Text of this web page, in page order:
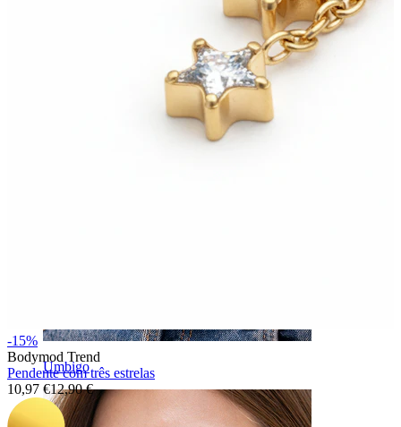
Umbigo
-15%
Bodymod Trend
Pendente com três estrelas
10,97 €12,90 €